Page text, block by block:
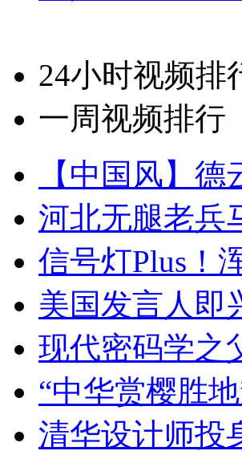
24小时视频排
一周视频排行
【中国风】
河北无腿老兵
信号灯Plus！
美国发言人即
现代密码学
“中华赏樱胜
清华设计师投